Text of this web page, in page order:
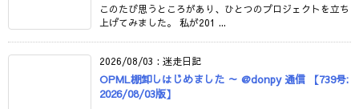
このたび思うところがあり、ひとつのプロジェクトを立ち
上げてみました。 私が201 ...
2026/08/03 : 迷走日記
OPML棚卸しはじめました ～ @donpy 通信 【739号:
2026/08/03版】